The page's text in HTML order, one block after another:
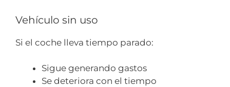
Vehículo sin uso
Si el coche lleva tiempo parado:
Sigue generando gastos
Se deteriora con el tiempo